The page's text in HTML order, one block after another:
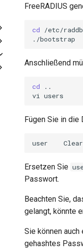
FreeRADIUS
cd
/etc/
Anschließend
cd
..
vi
Fügen Sie in die
user
Ersetzen Sie
Passwort.
Beachten Sie,
gelangt, könnte
Sie können auch
gehashtes